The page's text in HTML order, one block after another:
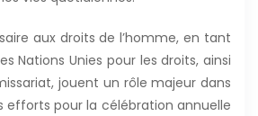
aux droits de l’homme, en tant
Nations Unies pour les droits, ainsi
jouent un rôle majeur dans
efforts pour la célébration annuelle